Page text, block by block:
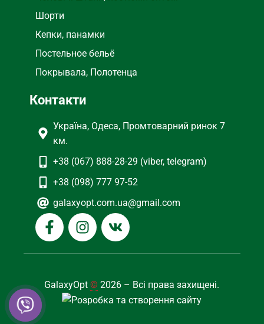
Шорти
Кепки, панамки
Постельное бельё
Покрывала, Полотенца
Контакти
Україна, Одеса, Промтоварний ринок 7
км.
+38 (067) 888-28-29 (viber, telegram)
+38 (098) 777 97-52
galaxyopt.com.ua@gmail.com
GalaxyOpt© 2026 – Всі права захищені.